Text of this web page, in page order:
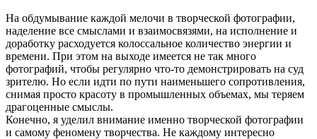
На обдумывание каждой мелочи в творческой фотографии,
наделение все смыслами и взаимосвязями, на исполнение и
доработку расходуется колоссальное количество энергии и
времени. При этом на выходе имеется не так много
фотографий, чтобы регулярно что-то демонстрировать на суд
зрителю. Но если идти по пути наименьшего сопротивления,
снимая просто красоту в промышленных объемах, мы теряем
драгоценные смыслы.
Конечно, я уделил внимание именно творческой фотографии
и самому феномену творчества. Не каждому интересно